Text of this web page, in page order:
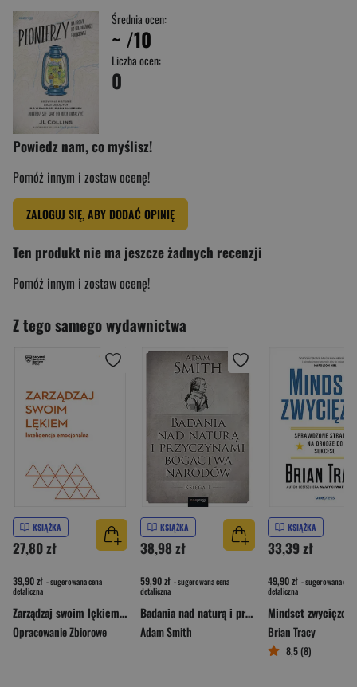
Średnia ocen:
~ /10
Liczba ocen:
0
Powiedz nam, co myślisz!
Pomóż innym i zostaw ocenę!
ZALOGUJ SIĘ, ABY DODAĆ OPINIĘ
Ten produkt nie ma jeszcze żadnych recenzji
Pomóż innym i zostaw ocenę!
Z tego samego wydawnictwa
KSIĄŻKA
27,80 zł
39,90 zł - sugerowana cena
detaliczna
Zarządzaj swoim lękiem. Inteligencja emocjonalna. Harvard Business Review
Opracowanie Zbiorowe
KSIĄŻKA
38,98 zł
59,90 zł - sugerowana cena
detaliczna
Badania nad naturą i przyczynami bogactwa narodów. Księga 1
Adam Smith
KSIĄŻKA
33,39 zł
49,90 zł - sugerowana cena
detaliczna
Brian Tracy
8,5 (8)